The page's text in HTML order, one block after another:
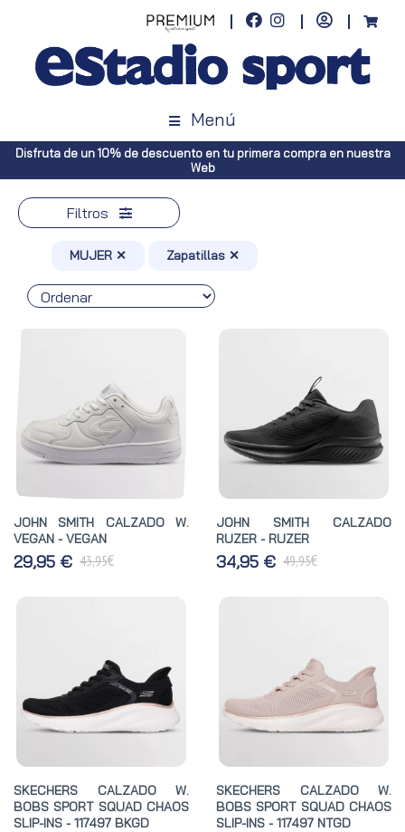
Menú
Envíos gratuitos a toda España (Canarias, pedidos
Península, pedidos superiores a 100€)
Filtros
MUJER ✕ Zapatillas ✕
JOHN SMITH CALZADO W.
VEGAN - VEGAN
29,95 € 43,95€
JOHN SMITH CALZADO
RUZER - RUZER
34,95 € 49,95€
SKECHERS CALZADO W.
BOBS SPORT SQUAD CHAOS
SLIP-INS - 117497 BKGD
SKECHERS CALZADO W.
BOBS SPORT SQUAD CHAOS
SLIP-INS - 117497 NTGD